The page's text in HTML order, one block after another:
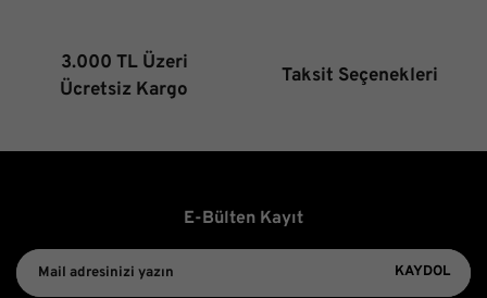
3.000 TL Üzeri
Ücretsiz Kargo
Taksit Seçenekleri
E-Bülten Kayıt
KAYDOL